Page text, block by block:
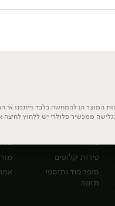
המוצר הן להמחשה בלבד וייתכנו אי
ממכשיר סלולרי יש ללחוץ
פירות
פירות
פירות קלופים
סופר פוד ותוספי
תזונה